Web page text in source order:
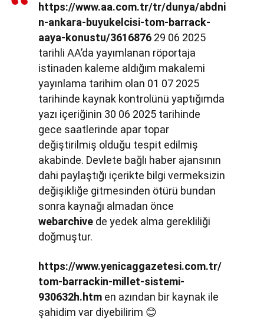
https://www.aa.com.tr/tr/dunya/abdni
n-ankara-buyukelcisi-tom-barrack-
aaya-konustu/3616876 29 06 2025
tarihli AA’da yayımlanan röportaja
istinaden kaleme aldığım makalemi
yayınlama tarihim olan 01 07 2025
tarihinde kaynak kontrolünü yaptığımda
yazı içeriğinin 30 06 2025 tarihinde
gece saatlerinde apar topar
değiştirilmiş olduğu tespit edilmiş
akabinde. Devlete bağlı haber ajansının
dahi paylaştığı içerikte bilgi vermeksizin
değişikliğe gitmesinden ötürü bundan
sonra kaynağı almadan önce
webarchive de yedek alma gerekliliği
doğmuştur.
https://www.yenicaggazetesi.com.tr/
tom-barrackin-millet-sistemi-
930632h.htm en azından bir kaynak ile
şahidim var diyebilirim 😊